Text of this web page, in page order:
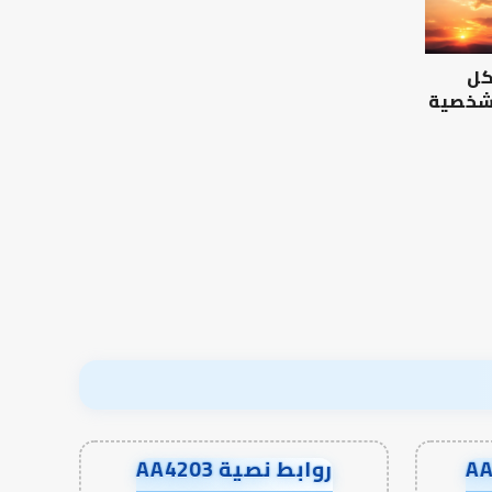
التربوي
والطفولة
المبكرة
..
كيف
شخصية
روابط نصية AA4203